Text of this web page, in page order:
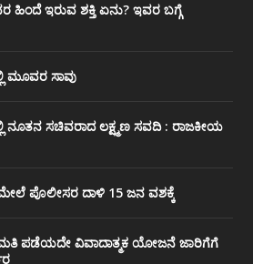
ಹಿಂದೆ ಇರುವ ಶಕ್ತಿ ಏನು? ಇವರ ಬಗ್ಗೆ
ಮೂವರ ಸಾವು
ನೂತನ ಸಚಿವರಾದ ಲಕ್ಷ್ಮಣ ಸವದಿ : ರಾಜಕೀಯ
ಪೊಲೀಸರ ದಾಳಿ 15 ಜನ ವಶಕ್ಕೆ
ಪಡೆಯದೇ ವಿವಾದಾತ್ಮಕ ಯೋಜನೆ ಜಾರಿಗೆಗೆ